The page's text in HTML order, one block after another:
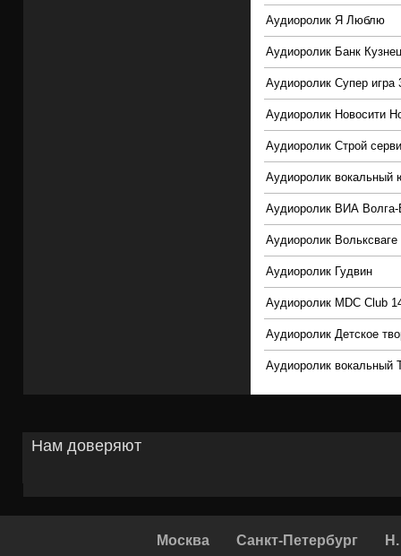
Аудиоролик Я Люблю
Аудиоролик Банк
Аудиоролик Супер игра
Аудиоролик Новосити
Аудиоролик Строй
Аудиоролик вокальный
Аудиоролик ВИА Волга-
Аудиоролик Вольксваге
Аудиоролик Гудвин
Аудиоролик MDC Club
Аудиоролик Детское
Аудиоролик вокальный
Нам доверяют
Москва Санкт-Петербург